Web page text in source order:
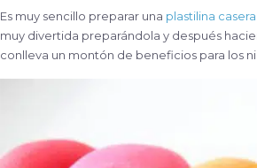
Es muy sencillo preparar una plastilina casera
muy divertida preparándola y después
conlleva un montón de beneficios para los